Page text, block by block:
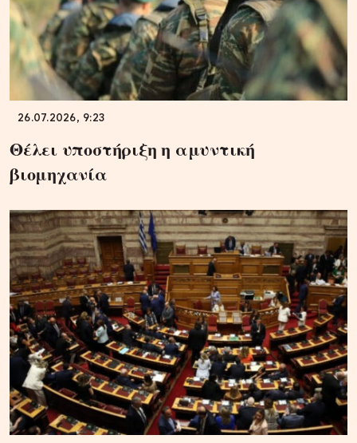
26.07.2026, 9:23
Θέλει υποστήριξη η αμυντική
βιομηχανία